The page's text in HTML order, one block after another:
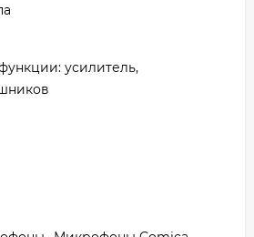
усилитель,